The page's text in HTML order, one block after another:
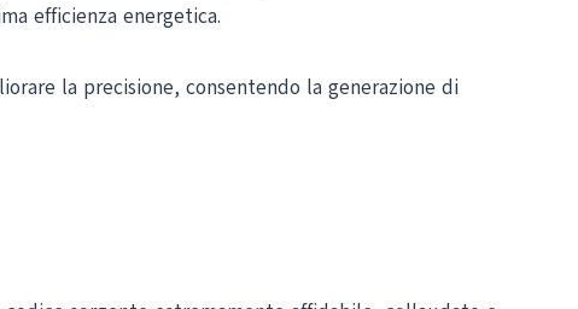
efficienza energetica.
la precisione, consentendo la generazione di